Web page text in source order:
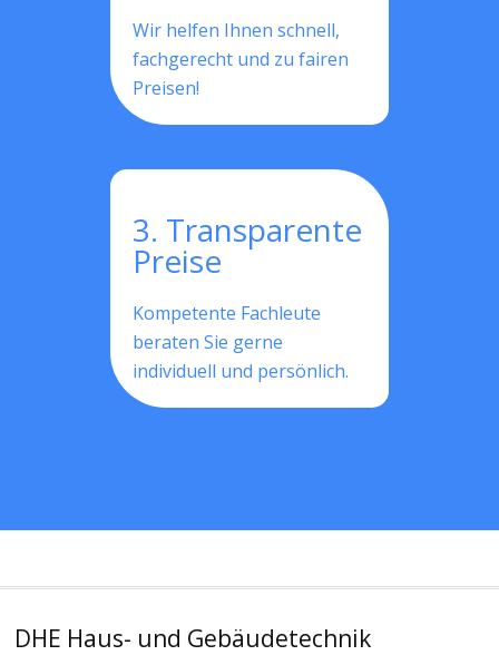
Wir helfen Ihnen schnell,
fachgerecht und zu fairen
Preisen!
3. Transparente
Preise
Kompetente Fachleute
beraten Sie gerne
individuell und persönlich.
DHE Haus- und Gebäudetechnik